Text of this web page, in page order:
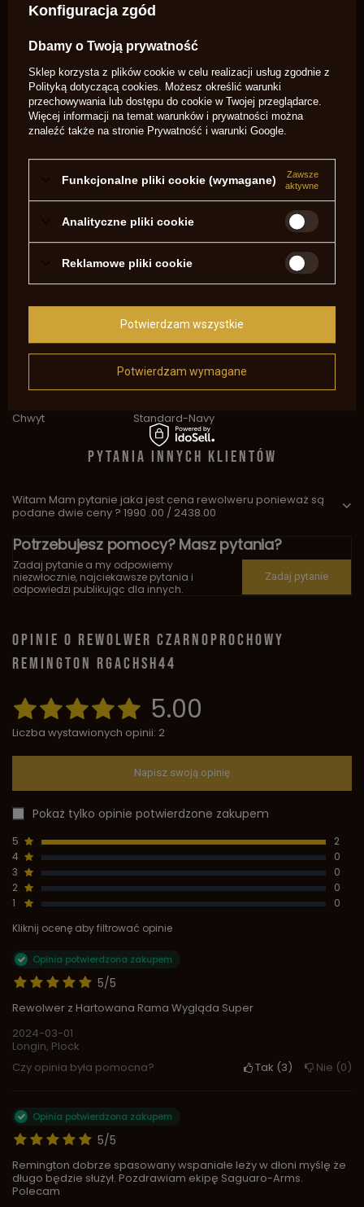
Marka
Pietta
Zezwolenie na
Nie
Profil Lufy
oktagonalna
Rama
zamknięta
System
Remington
Wielkość chwytu
standardowy
Przyrządy
stałe
muszka na
jaskółczy ogon
tak
31cm
waga
1,25kg
.44
Chwyt
Standard-Navy
PYTANIA INNYCH KLIENTÓW
Witam Mam pytanie jaka jest cena rewolweru ponieważ są
podane dwie ceny ? 1990 .00 / 2438.00
Potrzebujesz pomocy? Masz pytania?
Zadaj pytanie a my odpowiemy
niezwłocznie, najciekawsze pytania i
odpowiedzi publikując dla innych.
Zadaj pytanie
OPINIE O REWOLWER CZARNOPROCHOWY
REMINGTON RGACHSH44
5.00
Liczba wystawionych opinii: 2
Napisz swoją opinię
Pokaż tylko opinie potwierdzone zakupem
5
2
4
0
3
0
2
0
1
0
Kliknij ocenę aby filtrować opinie
5/5
Opinia potwierdzona zakupem
Rewolwer z Hartowana Rama Wygląda Super
2024-03-01
Longin, Plock
Czy opinia była pomocna?
Tak 3 Nie 0
5/5
Opinia potwierdzona zakupem
Remington dobrze spasowany wspaniałe leży w dłoni myślę że
długo będzie służył. Pozdrawiam ekipę Saguaro-Arms.
Polecam
Konfiguracja zgód
Dbamy o Twoją prywatność
Sklep korzysta z plików cookie w celu realizacji usług zgodnie z
Polityką dotyczącą cookies . Możesz określić warunki
przechowywania lub dostępu do cookie w Twojej przeglądarce.
Więcej informacji na temat warunków i prywatności można
znaleźć także na stronie Prywatność i warunki Google
Funkcjonalne pliki cookie (wymagane)
Zawsze
aktywne
Analityczne pliki cookie
Reklamowe pliki cookie
Potwierdzam wymagane
Potwierdzam wszystkie